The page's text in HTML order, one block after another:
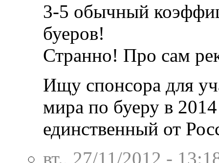
3-5 обычный
буеров!
Странно! Про сам
Ищу спонсора для
мира по буеру в
единственный от
вт., 27/11/2012 -